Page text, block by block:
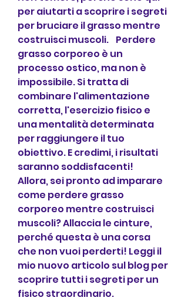
per aiutarti a scoprire i segreti
per bruciare il grasso mentre
costruisci muscoli.    Perdere
grasso corporeo è un
processo ostico, ma non è
impossibile. Si tratta di
combinare l'alimentazione
corretta, l'esercizio fisico e
una mentalità determinata
per raggiungere il tuo
obiettivo. E credimi, i risultati
saranno soddisfacenti!
Allora, sei pronto ad imparare
come perdere grasso
corporeo mentre costruisci
muscoli? Allaccia le cinture,
perché questa è una corsa
che non vuoi perderti! Leggi il
mio nuovo articolo sul blog per
scoprire tutti i segreti per un
fisico straordinario.